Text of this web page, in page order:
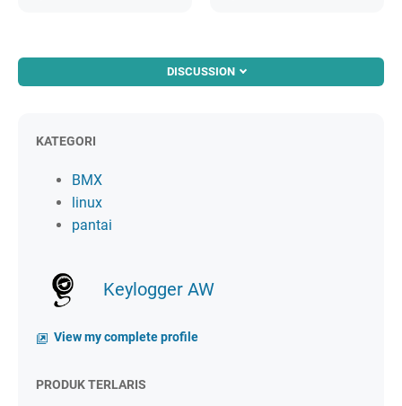
DISCUSSION
KATEGORI
BMX
linux
pantai
Keylogger AW
View my complete profile
PRODUK TERLARIS